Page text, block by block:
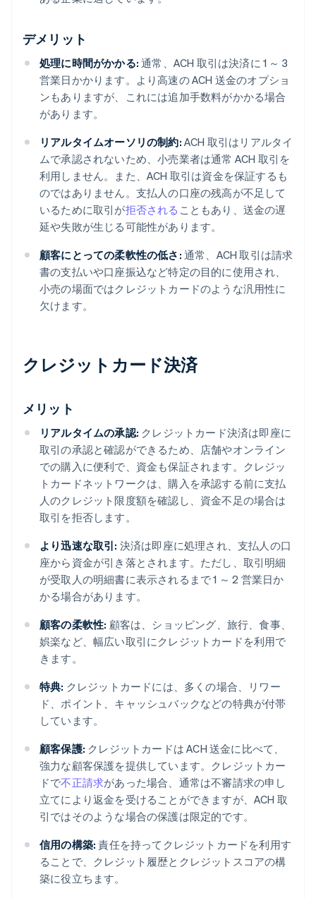
デメリット
処理に時間がかかる: 通常、ACH 取引は決済に 1 ～ 3
営業日かかります。より高速の ACH 送金のオプショ
ンもありますが、これには追加手数料がかかる場合
があります。
リアルタイムオーソリの制約: ACH 取引はリアルタイ
ムで承認されないため、小売業者は通常 ACH 取引を
利用しません。また、ACH 取引は資金を保証するも
のではありません。支払人の口座の残高が不足して
いるために取引が拒否される こともあり、送金の遅
延や失敗が生じる可能性があります。
顧客にとっての柔軟性の低さ: 通常、ACH 取引は請求
書の支払いや口座振込など特定の目的に使用され、
小売の場面ではクレジットカードのような汎用性に
欠けます。
クレジットカード決済
メリット
リアルタイムの承認: クレジットカード決済は即座に
取引の承認と確認ができるため、店舗やオンライン
での購入に便利で、資金も保証されます。クレジッ
トカードネットワークは、購入を承認する前に支払
人のクレジット限度額を確認し、資金不足の場合は
取引を拒否します。
より迅速な取引: 決済は即座に処理され、支払人の口
座から資金が引き落とされます。ただし、取引明細
が受取人の明細書に表示されるまで 1 ～ 2 営業日か
かる場合があります。
顧客の柔軟性: 顧客は、ショッピング、旅行、食事、
娯楽など、幅広い取引にクレジットカードを利用で
きます。
特典: クレジットカードには、多くの場合、リワー
ド、ポイント、キャッシュバックなどの特典が付帯
しています。
顧客保護: クレジットカードは ACH 送金に比べて、
強力な顧客保護を提供しています。クレジットカー
ドで不正請求があった場合、通常は不審請求の申し
立てにより返金を受けることができますが、ACH 取
引ではそのような場合の保護は限定的です。
信用の構築: 責任を持ってクレジットカードを利用す
ることで、クレジット履歴とクレジットスコアの構
築に役立ちます。